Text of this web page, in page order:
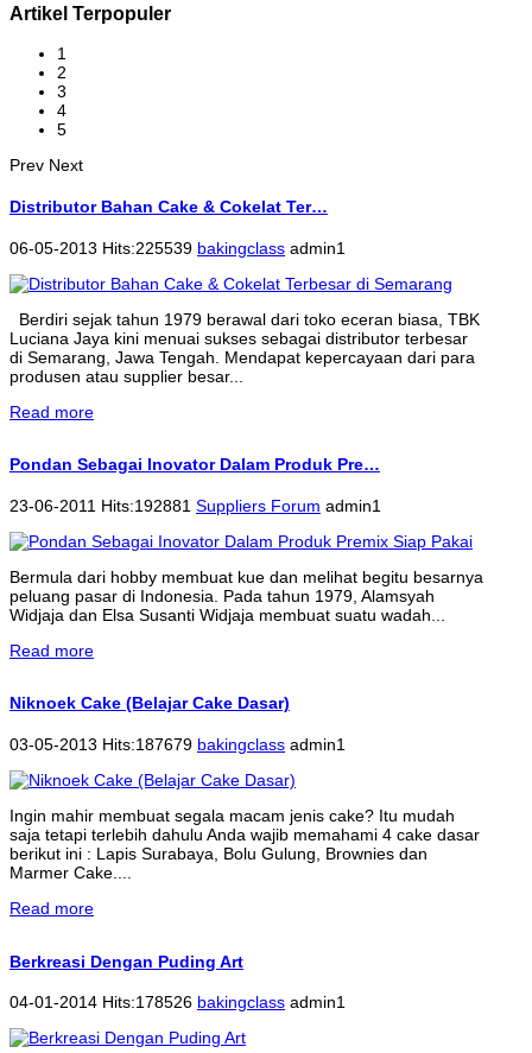
Artikel Terpopuler
1
2
3
4
5
Prev Next
Distributor Bahan Cake & Cokelat Ter…
06-05-2013 Hits:225539 bakingclass admin1
Berdiri sejak tahun 1979 berawal dari toko eceran biasa, TBK
Luciana Jaya kini menuai sukses sebagai distributor terbesar
di Semarang, Jawa Tengah. Mendapat kepercayaan dari para
produsen atau supplier besar...
Read more
Pondan Sebagai Inovator Dalam Produk Pre…
23-06-2011 Hits:192881 Suppliers Forum admin1
Bermula dari hobby membuat kue dan melihat begitu besarnya
peluang pasar di Indonesia. Pada tahun 1979, Alamsyah
Widjaja dan Elsa Susanti Widjaja membuat suatu wadah...
Read more
Niknoek Cake (Belajar Cake Dasar)
03-05-2013 Hits:187679 bakingclass admin1
Ingin mahir membuat segala macam jenis cake? Itu mudah
saja tetapi terlebih dahulu Anda wajib memahami 4 cake dasar
berikut ini : Lapis Surabaya, Bolu Gulung, Brownies dan
Marmer Cake....
Read more
Berkreasi Dengan Puding Art
04-01-2014 Hits:178526 bakingclass admin1